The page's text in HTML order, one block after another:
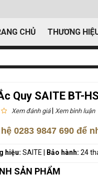
CHỦ THƯƠNG
Quy SAITE BT-
Xem đánh giá| Xem bình luận
0283 9847 690 để
hiệu: SAITE Bảo hành: 24
SẢN PHẨM